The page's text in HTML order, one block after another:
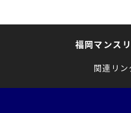
福岡マンス
関連リン